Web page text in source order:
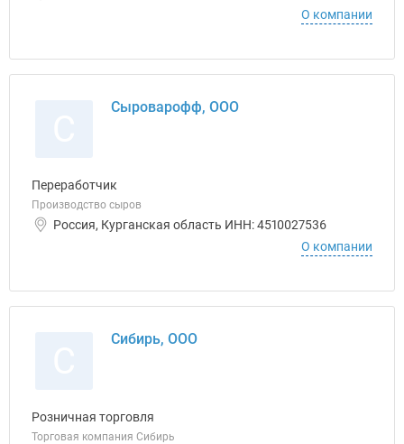
О компании
Сыроварофф, ООО
Переработчик
Производство сыров
Россия, Курганская область ИНН: 4510027536
О компании
Сибирь, ООО
Розничная торговля
Торговая компания Сибирь